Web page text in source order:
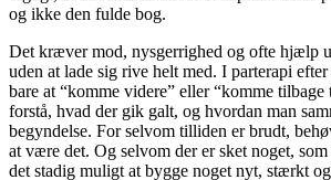
og ikke den fulde bog.
Det kræver mod, nysgerrighed og ofte hjælp
uden at lade sig rive helt med. I parterapi
bare at “komme videre” eller “komme
forstå, hvad der gik galt, og hvordan man
begyndelse. For selvom tilliden er brudt,
at være det. Og selvom der er sket noget,
det stadig muligt at bygge noget nyt, stærkt